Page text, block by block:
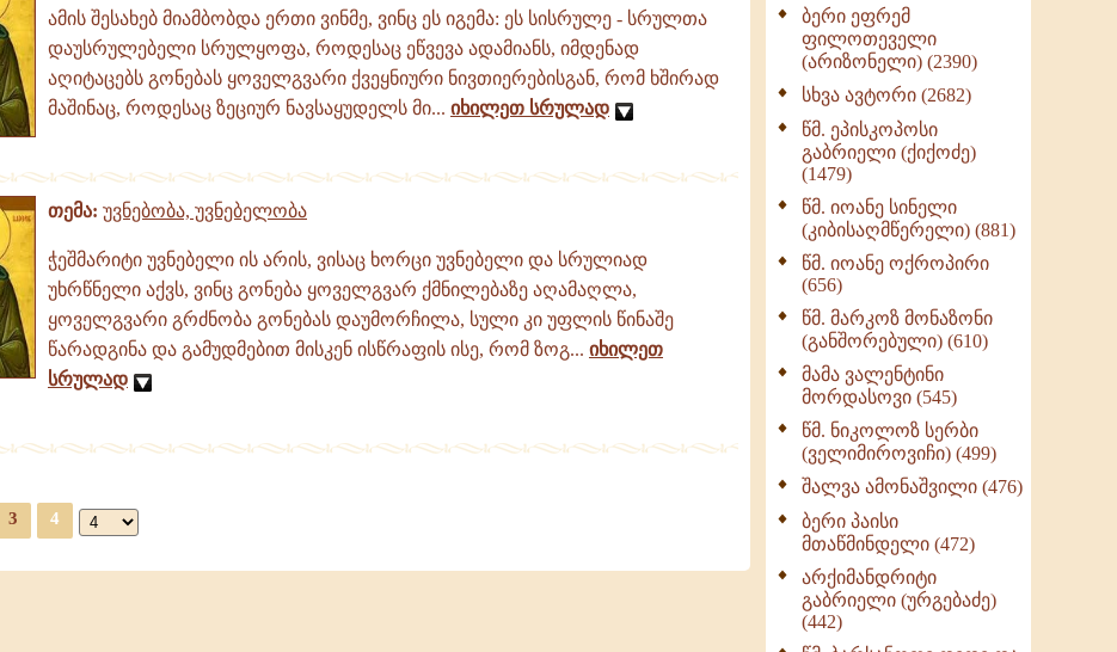
ამის შესახებ მიამბობდა ერთი ვინმე, ვინც ეს იგემა: ეს სისრულე - სრულთა
დაუსრულებელი სრულყოფა, როდესაც ეწვევა ადამიანს, იმდენად
აღიტაცებს გონებას ყოველგვარი ქვეყნიური ნივთიერებისგან, რომ ხშირად
მაშინაც, როდესაც ზეციურ ნავსაყუდელს მი... იხილეთ სრულად
თემა: უვნებობა, უვნებელობა
ჭეშმარიტი უვნებელი ის არის, ვისაც ხორცი უვნებელი და სრულიად
უხრწნელი აქვს, ვინც გონება ყოველგვარ ქმნილებაზე აღამაღლა,
ყოველგვარი გრძნობა გონებას დაუმორჩილა, სული კი უფლის წინაშე
წარადგინა და გამუდმებით მისკენ ისწრაფის ისე, რომ ზოგ... იხილეთ
სრულად
3 4
ქადაგებანი გაბრიელ
ეპისკოპოსისა - II ტომი
(370)
სულიერი ცხოვრების
სახელმძღვანელო -
ნაწილი II (369)
ღმერთი და ადამიანები
(287)
ბერის დიადემა (278)
მონაზვნური
გამოცდილების
ოთხი ასეული თავი
სიყვარულის შესახებ
(259)
ბერი ეფრემ
ფილოთეველი
(არიზონელი) (2390)
სხვა ავტორი (2682)
წმ. ეპისკოპოსი
გაბრიელი (ქიქოძე)
(1479)
წმ. იოანე სინელი
(კიბისაღმწერელი) (881)
წმ. იოანე ოქროპირი
(656)
წმ. მარკოზ მონაზონი
(განშორებული) (610)
მამა ვალენტინი
მორდასოვი (545)
წმ. ნიკოლოზ სერბი
(ველიმიროვიჩი) (499)
შალვა ამონაშვილი (476)
ბერი პაისი
მთაწმინდელი (472)
არქიმანდრიტი
გაბრიელი (ურგებაძე)
(442)